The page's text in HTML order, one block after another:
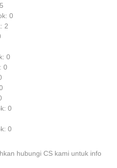
0
2
0
0
0
0
hubungi CS kami untuk info